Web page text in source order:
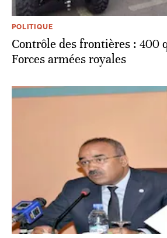
POLITIQUE
Contrôle des frontières : 400
Forces armées royales